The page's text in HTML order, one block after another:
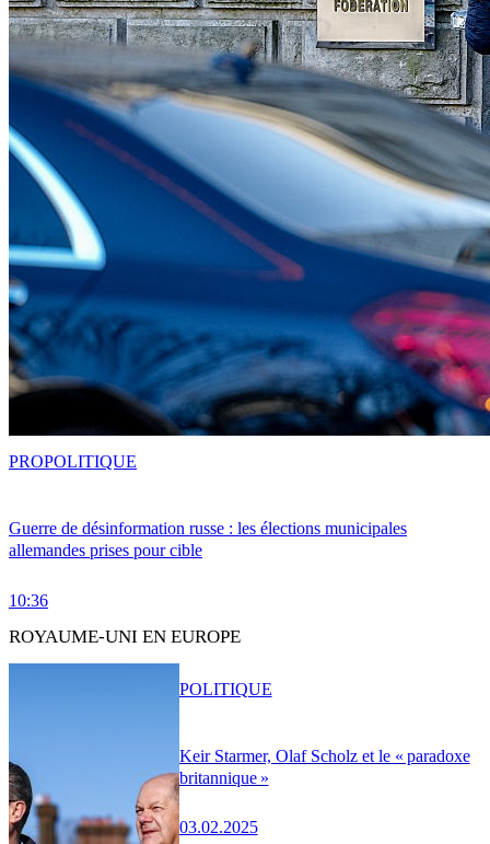
Guerre de désinformation russe : les élections municipales
allemandes prises pour cible
10:36
PROPOLITIQUE
ROYAUME-UNI EN EUROPE
Keir Starmer, Olaf Scholz et le « paradoxe
britannique »
03.02.2025
POLITIQUE